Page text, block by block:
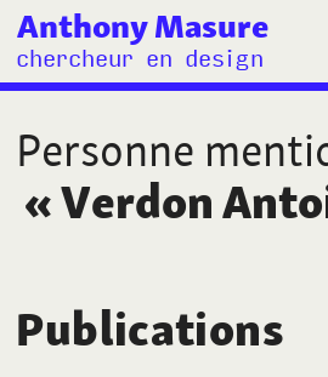
Anthony Masure
chercheur en design
Personne
«Verdon
Publications